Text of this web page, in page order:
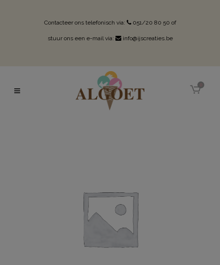
Contacteer ons telefonisch via: 051/20 80 50 of
stuur ons een e-mail via: info@ijscreaties.be
0